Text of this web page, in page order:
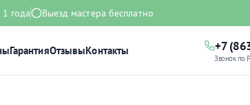
года Выезд мастера бесплатно
ГарантияОтзывыКонтакты +7
Звонок по